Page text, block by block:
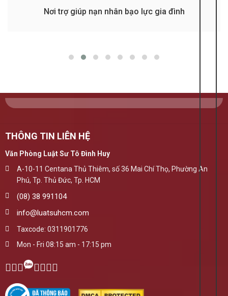
Nơi trợ giúp nạn nhân bạo lực gia đình
THÔNG TIN LIÊN HỆ
Văn Phòng Luật Sư Tô Đình Huy
A-10-11 Centana Thủ Thiêm, số 36 Mai Chí Thọ, Phường An
Phú, Tp. Thủ Đức, Tp. HCM
(08) 38 991104
info@luatsuhcm.com
Taxcode: 0311901776
Mon - Fri 08:15 am - 17:15 pm